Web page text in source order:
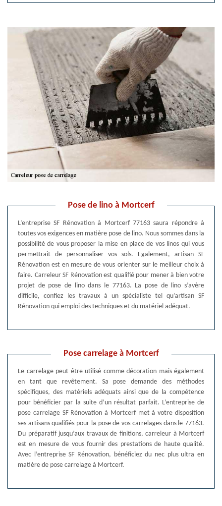
Pose de lino à Mortcerf
L’entreprise SF Rénovation à Mortcerf 77163 saura répondre à
toutes vos exigences en matière pose de lino. Nous sommes dans la
possibilité de vous proposer la mise en place de vos linos qui vous
permettrait de personnaliser vos sols. Egalement, artisan SF
Rénovation est en mesure de vous orienter sur le meilleur choix à
faire. Carreleur SF Rénovation est qualifié pour mener à bien votre
projet de pose de lino dans le 77163. La pose de lino s’avère
difficile, confiez les travaux à un spécialiste tel qu’artisan SF
Rénovation qui emploi des techniques et du matériel adéquat.
Pose carrelage à Mortcerf
Le carrelage peut être utilisé comme décoration mais également
en tant que revêtement. Sa pose demande des méthodes
spécifiques, des matériels adéquats ainsi que de la compétence
pour bénéficier par la suite d’un résultat parfait. L’entreprise de
pose carrelage SF Rénovation à Mortcerf met à votre disposition
ses artisans qualifiés pour la pose de vos carrelages dans le 77163.
Du préparatif jusqu’aux travaux de finitions, carreleur à Mortcerf
est en mesure de vous fournir des prestations de haute qualité.
Avec l’entreprise SF Rénovation, bénéficiez du nec plus ultra en
matière de pose carrelage à Mortcerf.